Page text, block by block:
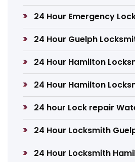
24 Hour Emergency
24 Hour Guelph
24 Hour Hamilton
24 Hour Hamilton
24 hour Lock repair
24 Hour Locksmith
24 Hour Locksmith